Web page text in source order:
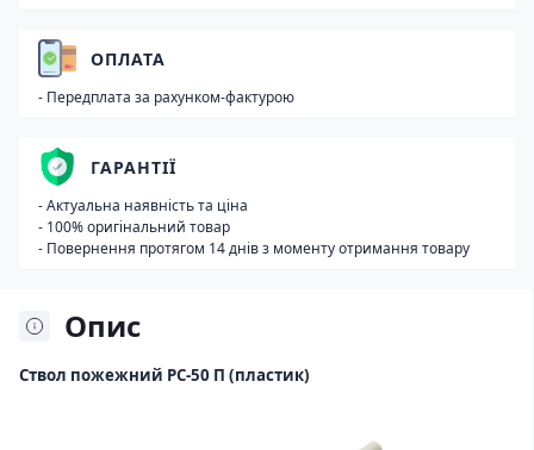
Опис
Ствол пожежний РС-50 П (пластик)
ОПЛАТА
- Передплата за рахунком-фактурою
ГАРАНТІЇ
- Актуальна наявність та ціна
- 100% оригінальний товар
- Повернення протягом 14 днів з моменту отримання товару